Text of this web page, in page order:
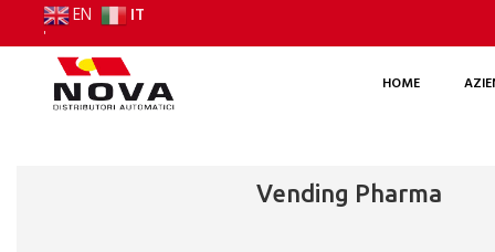
EN IT
'
HOME
Vending Pharma